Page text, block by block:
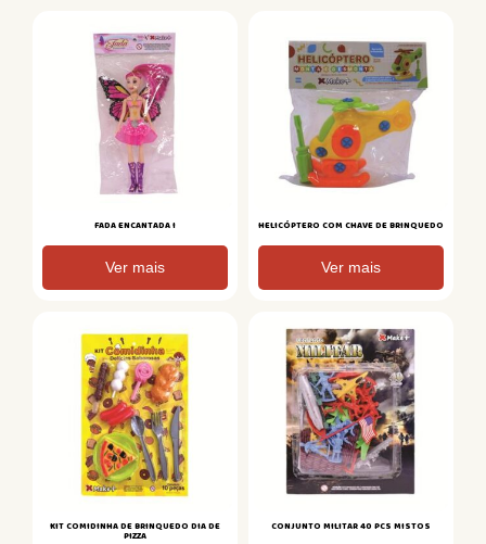
FADA ENCANTADA I
Ver mais
HELICÓPTERO COM CHAVE DE BRINQUEDO
Ver mais
KIT COMIDINHA DE BRINQUEDO DIA DE
PIZZA
CONJUNTO MILITAR 40 PCS MISTOS